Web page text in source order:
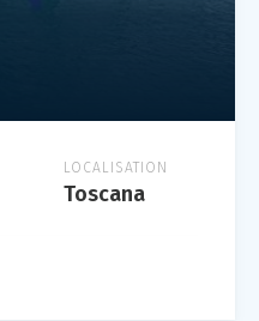
LOCALISATION
Toscana